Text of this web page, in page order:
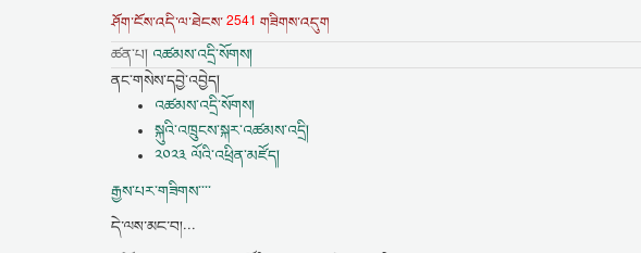
ཤོག་ངོས་འདི་ལ་ཐེངས་2541 གཟིགས་འདུག
ཚན་པ། འཚམས་འདྲི་སོགས།
ནང་གསེས་དབྱེ་འབྱེད།
འཚམས་འདྲི་སོགས།
སྐུའི་འཁྲུངས་སྐར་འཚམས་འདྲི།
༢༠༢༣ ལོའི་འཕྲིན་མཛོད།
རྒྱས་པར་གཟིགས་་་་
དེ་ལས་མང་བ།...